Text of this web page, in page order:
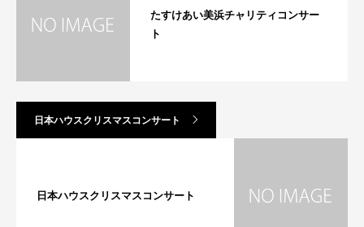
たすけあい美浜チャリティコンサー
ト
日本ハウスクリスマスコンサート
日本ハウスクリスマスコンサート